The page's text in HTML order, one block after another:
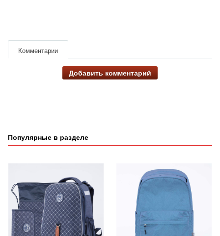
Комментарии
Добавить комментарий
Популярные в разделе